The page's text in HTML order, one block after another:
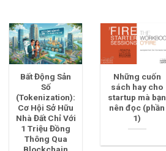
Bất Động Sản
Số
(Tokenization):
Cơ Hội Sở Hữu
Nhà Đất Chỉ Với
1 Triệu Đồng
Thông Qua
Những cuốn
sách hay cho
startup mà bạn
nên đọc (phần
1)